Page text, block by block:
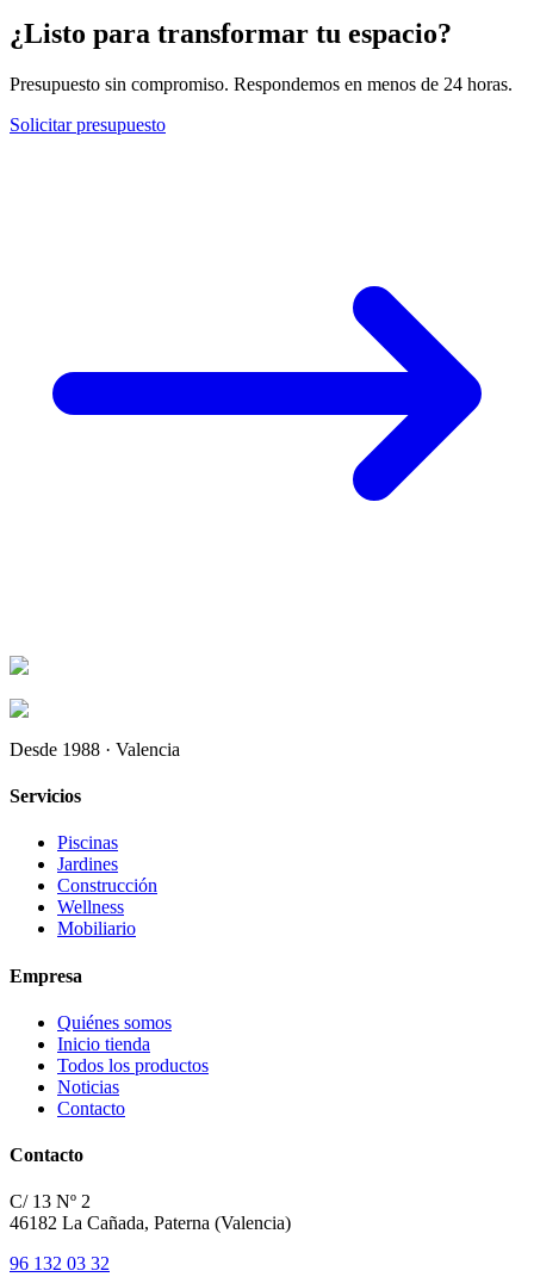
¿Listo para transformar tu espacio?
Presupuesto sin compromiso. Respondemos en menos de 24 horas.
Solicitar presupuesto
Desde 1988 · Valencia
Servicios
Piscinas
Jardines
Construcción
Wellness
Mobiliario
Empresa
Quiénes somos
Inicio tienda
Todos los productos
Noticias
Contacto
Contacto
C/ 13 Nº 2
46182 La Cañada, Paterna (Valencia)
96 132 03 32